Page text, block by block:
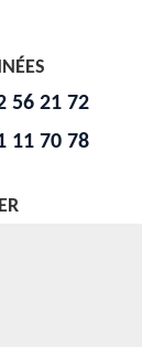
56 21 72
11 70 78